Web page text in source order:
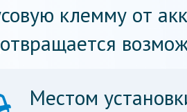
клемму от
Местом